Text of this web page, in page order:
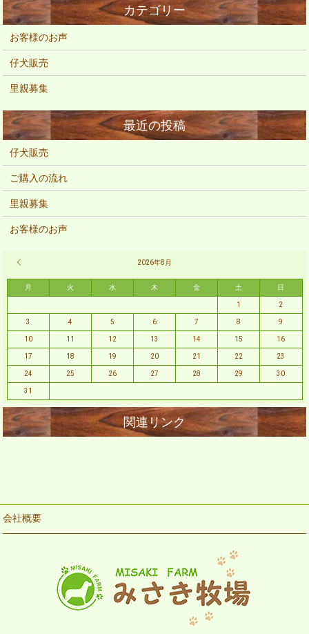
お客様のお声
仔犬販売
里親募集
仔犬販売
ご購入の流れ
里親募集
お客様のお声
2026年8月
月 火 水 木 金 土 日
1 2
3 4 5 6 7 8 9
10 11 12 13 14 15 16
17 18 19 20 21 22 23
24 25 26 27 28 29 30
31
会社概要